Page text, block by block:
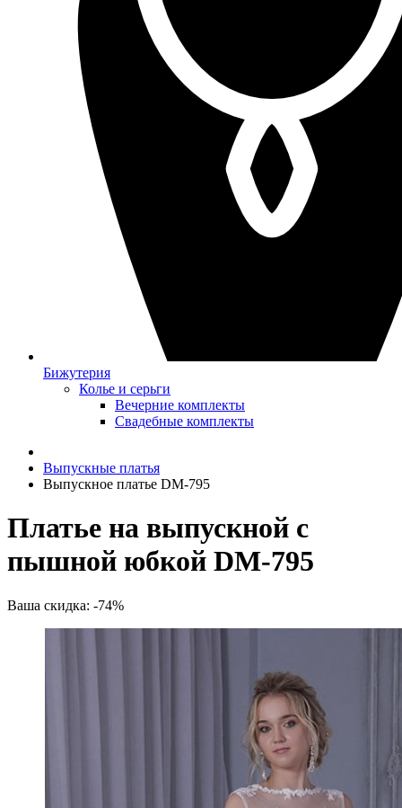
Бижутерия
Колье и серьги
Вечерние комплекты
Свадебные комплекты
Выпускные платья
Выпускное платье DM-795
Платье на выпускной с
пышной юбкой DM-795
Ваша скидка: -74%